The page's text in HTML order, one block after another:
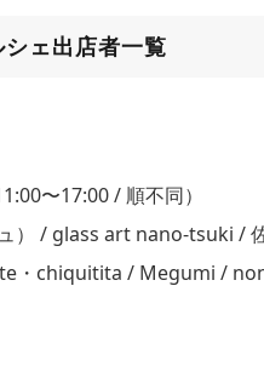
ェ出店者一覧
〜17:00 / 順不同）
） / glass art nano-tsuki /
・chiquitita / Megumi /